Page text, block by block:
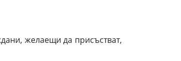
желаещи да присъстват,